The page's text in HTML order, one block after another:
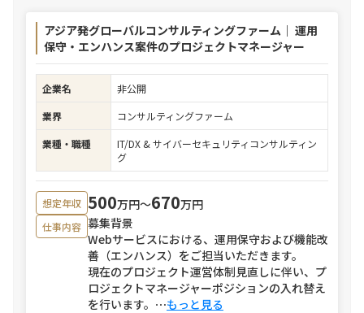
アジア発グローバルコンサルティングファーム｜ 運用
保守・エンハンス案件のプロジェクトマネージャー
企業名
非公開
業界
コンサルティングファーム
業種・職種
IT/DX & サイバーセキュリティコンサルティン
グ
想定年収 500万円〜670万円
仕事内容 募集背景
Webサービスにおける、運用保守および機能改
善（エンハンス）をご担当いただきます。
現在のプロジェクト運営体制見直しに伴い、プ
ロジェクトマネージャーポジションの入れ替え
を行います。 ⋯もっと見る